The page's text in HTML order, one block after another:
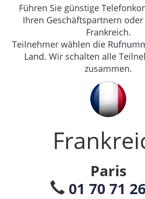
Führen Sie günstige
Ihren Geschäftspartnern
Frankreich.
Teilnehmer wählen die
Land. Wir schalten alle
zusammen.
Paris
01 70 71